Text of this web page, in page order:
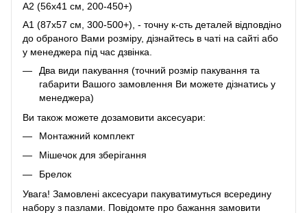
A2 (56х41 см, 200-450+)
A1 (87х57 см, 300-500+), - точну к-сть деталей відповдіно
до обраного Вами розміру, дізнайтесь в чаті на сайті або
у менеджера під час дзвінка.
Два види пакування (точний розмір пакування та
габарити Вашого замовлення Ви можете дізнатись у
менеджера)
Ви також можете дозамовити аксесуари:
Монтажний комплект
Мішечок для зберігання
Брелок
Увага! Замовлені аксесуари пакуватимуться всередину
набору з пазлами. Повідомте про бажання замовити